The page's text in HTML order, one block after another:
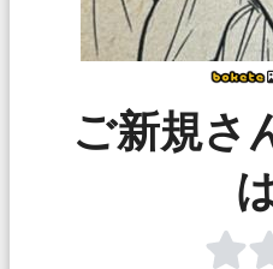
ご新規さ